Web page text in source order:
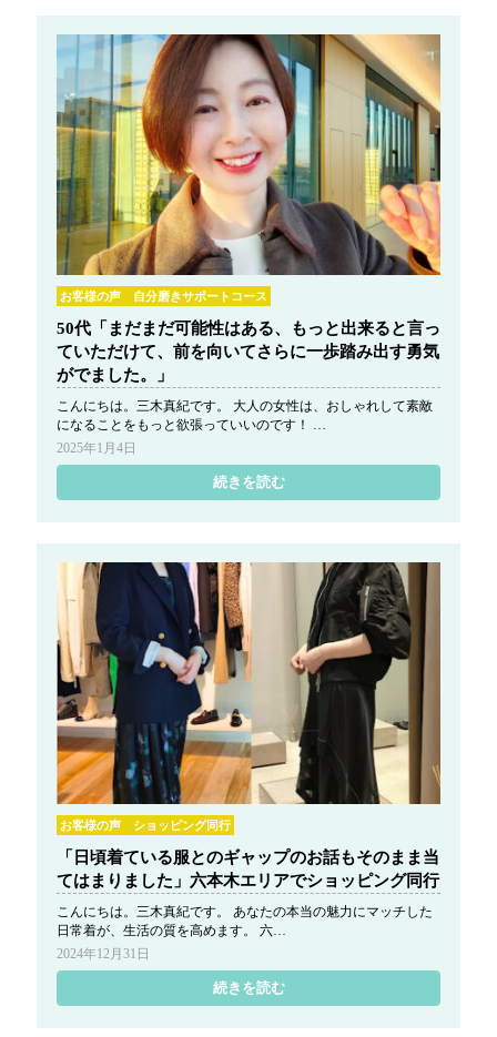
お客様の声 自分磨きサポートコース
50代「まだまだ可能性はある、もっと出来ると言っ
ていただけて、前を向いてさらに一歩踏み出す勇気
がでました。」
こんにちは。三木真紀です。 大人の女性は、おしゃれして素敵
になることをもっと欲張っていいのです！ …
2025年1月4日
続きを読む
お客様の声 ショッピング同行
「日頃着ている服とのギャップのお話もそのまま当
てはまりました」六本木エリアでショッピング同行
こんにちは。三木真紀です。 あなたの本当の魅力にマッチした
日常着が、生活の質を高めます。 六…
2024年12月31日
続きを読む